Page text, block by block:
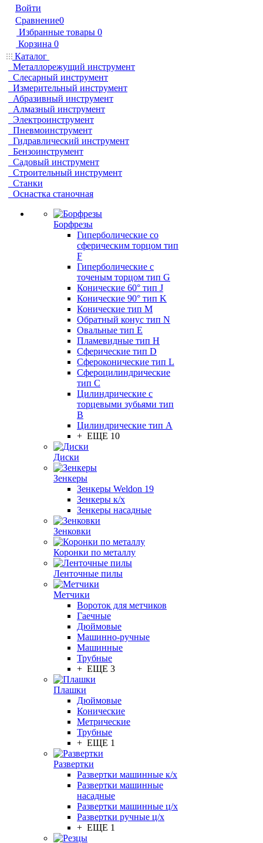
Войти
Сравнение0
Избранные товары 0
Корзина 0
Каталог
Металлорежущий инструмент
Слесарный инструмент
Измерительный инструмент
Абразивный инструмент
Алмазный инструмент
Электроинструмент
Пневмоинструмент
Гидравлический инструмент
Бензоинструмент
Садовый инструмент
Строительный инструмент
Станки
Оснастка станочная
Борфрезы
Гиперболические cо
сферическим торцом тип
F
Гиперболические с
точеным торцом тип G
Конические 60° тип J
Конические 90° тип K
Конические тип M
Обратный конус тип N
Овальные тип E
Пламевидные тип H
Сферические тип D
Сфероконические тип L
Сфероцилиндрические
тип C
Цилиндрические с
торцевыми зубьями тип
B
Цилиндрические тип А
+ ЕЩЕ 10
Диски
Зенкеры
Зенкеры Weldon 19
Зенкеры к/х
Зенкеры насадные
Зенковки
Коронки по металлу
Ленточные пилы
Метчики
Вороток для метчиков
Гаечные
Дюймовые
Машинно-ручные
Машинные
Трубные
+ ЕЩЕ 3
Плашки
Дюймовые
Конические
Метрические
Трубные
+ ЕЩЕ 1
Развертки
Развертки машинные к/х
Развертки машинные
насадные
Развертки машинные ц/х
Развертки ручные ц/х
+ ЕЩЕ 1